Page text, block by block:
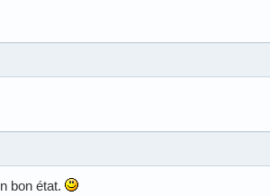
bon état.